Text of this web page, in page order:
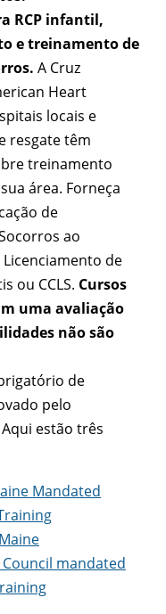
RCP infantil,
e treinamento de
A Cruz
Heart
locais e
resgate têm
treinamento
área. Forneça
de
ao
de
ou CCLS. Cursos
uma avaliação
não são
de
pelo
estão três
Mandated
Council mandated